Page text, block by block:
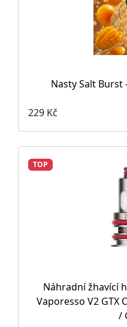
Nasty Salt Burst
229 Kč
TOP
Náhradní žhavící
Vaporesso V2 GTX
/